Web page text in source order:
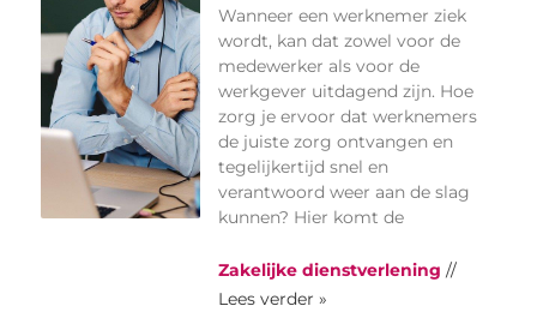
Wanneer een werknemer ziek
wordt, kan dat zowel voor de
medewerker als voor de
werkgever uitdagend zijn. Hoe
zorg je ervoor dat werknemers
de juiste zorg ontvangen en
tegelijkertijd snel en
verantwoord weer aan de slag
kunnen? Hier komt de
Zakelijke dienstverlening //
Lees verder »